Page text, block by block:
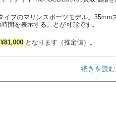
イプのマリンスポーツモデル。
間を表示することが可能です。
となります（推定値）。
続きを読む